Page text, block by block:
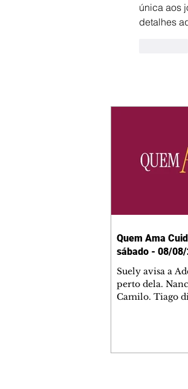
única aos
detalhes
Quem Ama
sábado - 08/
Suely avisa a
perto dela.
Camilo. Tiago